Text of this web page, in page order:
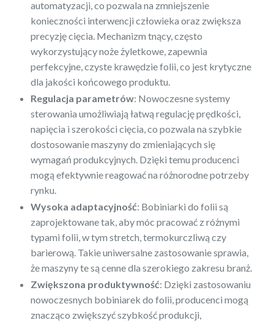
automatyzacji, co pozwala na zmniejszenie
konieczności interwencji człowieka oraz zwiększa
precyzję cięcia. Mechanizm tnący, często
wykorzystujący noże żyletkowe, zapewnia
perfekcyjne, czyste krawędzie folii, co jest krytyczne
dla jakości końcowego produktu.
Regulacja parametrów: Nowoczesne systemy
sterowania umożliwiają łatwą regulację prędkości,
napięcia i szerokości cięcia, co pozwala na szybkie
dostosowanie maszyny do zmieniających się
wymagań produkcyjnych. Dzięki temu producenci
mogą efektywnie reagować na różnorodne potrzeby
rynku.
Wysoka adaptacyjność: Bobiniarki do folii są
zaprojektowane tak, aby móc pracować z różnymi
typami folii, w tym stretch, termokurczliwą czy
barierową. Takie uniwersalne zastosowanie sprawia,
że maszyny te są cenne dla szerokiego zakresu branż.
Zwiększona produktywność: Dzięki zastosowaniu
nowoczesnych bobiniarek do folii, producenci mogą
znacząco zwiększyć szybkość produkcji,